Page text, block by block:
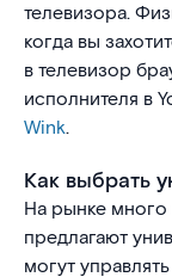
телевизора.
когда вы
в телевизор
исполнителя в
Wink.
Как выбрать
На рынке много
предлагают
могут